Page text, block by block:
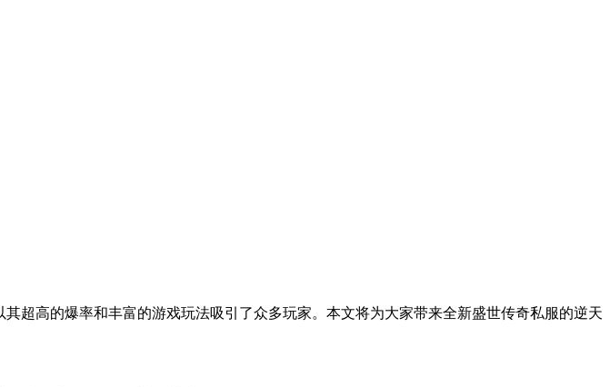
超高的爆率和丰富的游戏玩法吸引了众多玩家。本文将为大家带来全新盛世传奇私服的逆天